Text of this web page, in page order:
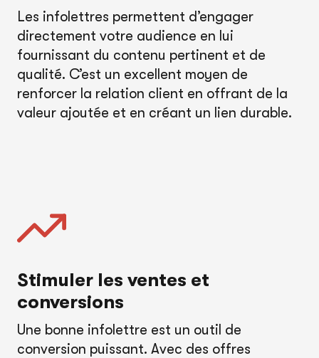
Les infolettres permettent d’engager
directement votre audience en lui
fournissant du contenu pertinent et de
qualité. C’est un excellent moyen de
renforcer la relation client en offrant de la
valeur ajoutée et en créant un lien durable.
Stimuler les ventes et
conversions
Une bonne infolettre est un outil de
conversion puissant. Avec des offres